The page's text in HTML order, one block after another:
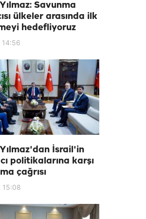
Savunma
ülkeler arasında ilk
hedefliyoruz
14:56
İsrail'in
politikalarına karşı
çağrısı
15:08